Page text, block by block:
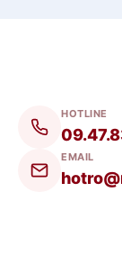
HOTLINE
EMAIL